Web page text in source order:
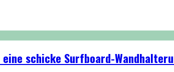
schicke Surfboard-